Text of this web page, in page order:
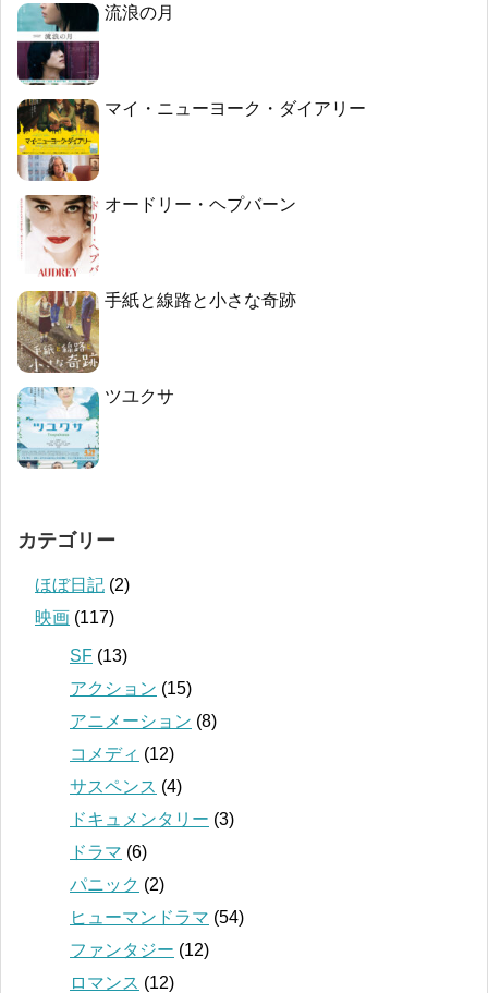
流浪の月
マイ・ニューヨーク・ダイアリー
オードリー・ヘプバーン
手紙と線路と小さな奇跡
ツユクサ
カテゴリー
ほぼ日記 (2)
映画 (117)
SF (13)
アクション (15)
アニメーション (8)
コメディ (12)
サスペンス (4)
ドキュメンタリー (3)
ドラマ (6)
パニック (2)
ヒューマンドラマ (54)
ファンタジー (12)
ロマンス (12)